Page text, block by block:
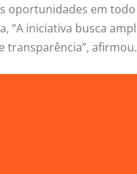
oportunidades em
“A iniciativa busca
transparência”, afirmou.